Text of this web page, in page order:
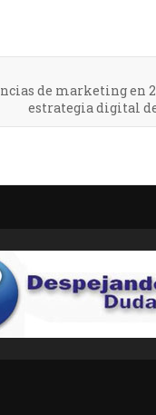
de marketing en
estrategia digital